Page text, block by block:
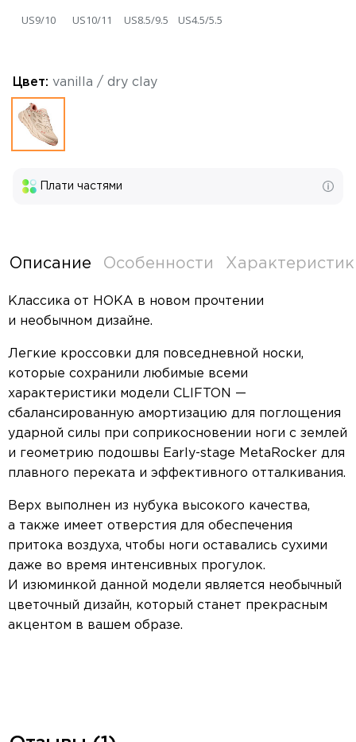
US9/10 US10/11 US8.5/9.5 US4.5/5.5
Цвет: vanilla / dry clay
Плати частями
Описание Особенности
Классика от HOKA в новом прочтении
и необычном дизайне.
Легкие кроссовки для повседневной носки,
которые сохранили любимые всеми
характеристики модели CLIFTON —
сбалансированную амортизацию для поглощения
ударной силы при соприкосновении ноги с землей
и геометрию подошвы Early-stage MetaRocker для
плавного переката и эффективного отталкивания.
Верх выполнен из нубука высокого качества,
а также имеет отверстия для обеспечения
притока воздуха, чтобы ноги оставались сухими
даже во время интенсивных прогулок.
И изюминкой данной модели является необычный
цветочный дизайн, который станет прекрасным
акцентом в вашем образе.